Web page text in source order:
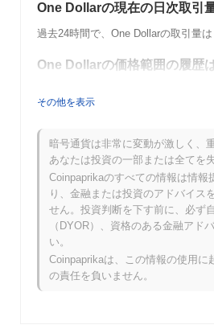
One Dollarの現在の日次取引
過去24時間で、One Dollarの取引量は
One Dollarの価格範囲の履歴
史上最安値（ATL）：
One Dollarは現在、ATHより
One Dollarは、より広範な暗
ようなパフォーマンスですか
過去7日間で、One Dollarは0.00%上
た全体の暗号市場を下回っています
モメンタムと比較して、ODNの価格
遅れを示しています。
その他を表示
暗号通貨は非常に変動が激しく、
あなたは投資の一部または全てを
Coinpaprikaのすべての情報は情報
り、金融または投資のアドバイス
せん。投資判断を下す前に、必ず
（DYOR）、資格のある金融アド
い。
Coinpaprikaは、この情報の使用に
の責任を負いません。